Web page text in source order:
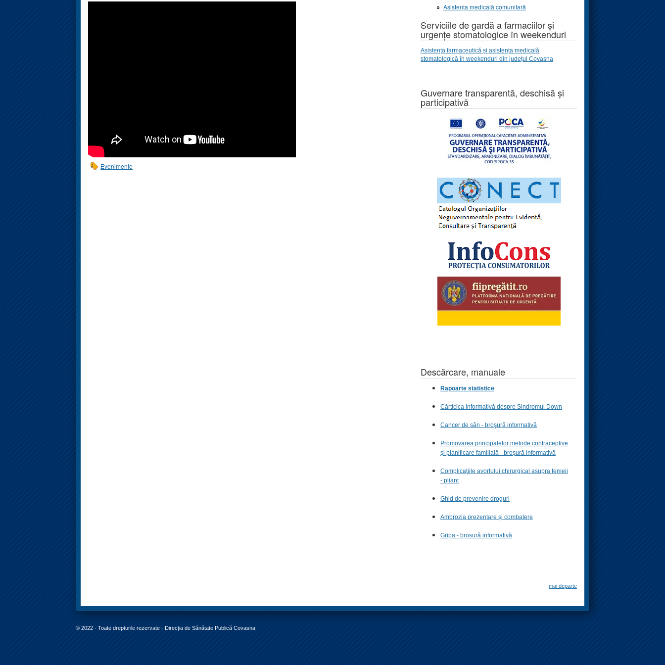
Evenimente
Asistența medicală comunitară
Serviciile de gardă a farmaciilor și
urgențe stomatologice în weekenduri
Asistența farmaceutică și asistența medicală
stomatologică în weekenduri din județul Covasna
Guvernare transparentă, deschisă și
participativă
Descărcare, manuale
Rapoarte statistice
Cărticica informativă despre Sindromul Down
Cancer de sân - broşură informativă
Promovarea principalelor metode contraceptive
şi planificare familială - broşură informativă
Complicaţiile avortului chirurgical asupra femeii
- pliant
Ghid de prevenire droguri
Ambrozia prezentare și combatere
Gripa - broșură informativă
mai departe
© 2022 - Toate drepturile rezervate - Direcția de Sănătate Publică Covasna